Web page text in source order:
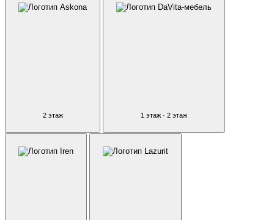
2 этаж 1 этаж · 2 этаж